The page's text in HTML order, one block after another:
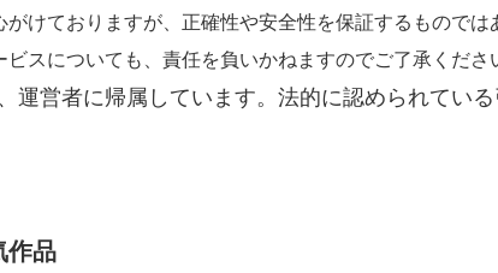
がけておりますが、正確性や安全性を保証するもので
ビスについても、責任を負いかねますのでご了承くださ
運営者に帰属しています。 法的に認められてい
品